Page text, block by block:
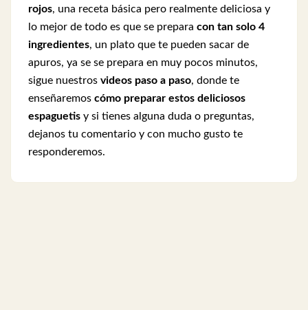
rojos, una receta básica pero realmente deliciosa y
lo mejor de todo es que se prepara con tan solo 4
ingredientes, un plato que te pueden sacar de
apuros, ya se se prepara en muy pocos minutos,
sigue nuestros videos paso a paso, donde te
enseñaremos cómo preparar estos deliciosos
espaguetis y si tienes alguna duda o preguntas,
dejanos tu comentario y con mucho gusto te
responderemos.